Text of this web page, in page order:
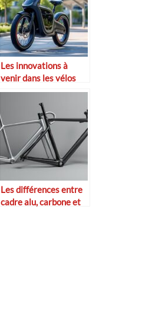
Les innovations à
venir dans les vélos
électriques
Les différences entre
cadre alu, carbone et